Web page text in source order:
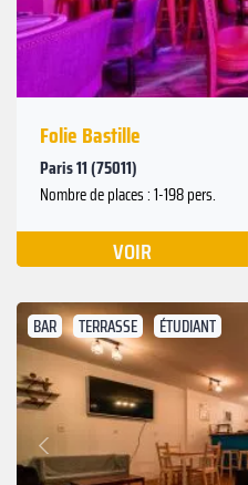
Folie Bastille
Paris 11 (75011)
Nombre de places : 1-198 pers.
VOIR
BAR TERRASSE ÉTUDIANT
Précédent